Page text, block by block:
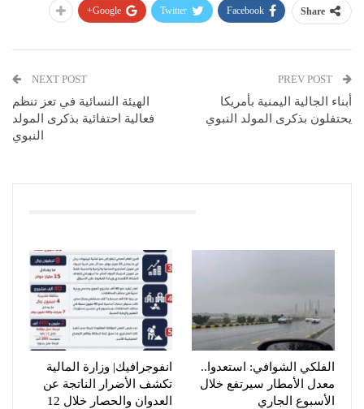
Share
Facebook
Twitter
Google+
أبناء الجالية اليمنية بأمريكا
يحتفلون بذكرى المولد النبوي
NEXT POST
الهيئة النسائية في تعز تنظم
فعالية احتفائية بذكرى المولد
النبوي
الفلكي الشوافي: استعدوا..
معدل الأمطار سيرتفع خلال
الأسبوع الجاري
انفوجرافيك| وزارة المالية
تكشف الأضرار الناتجة عن
العدوان والحصار خلال 12